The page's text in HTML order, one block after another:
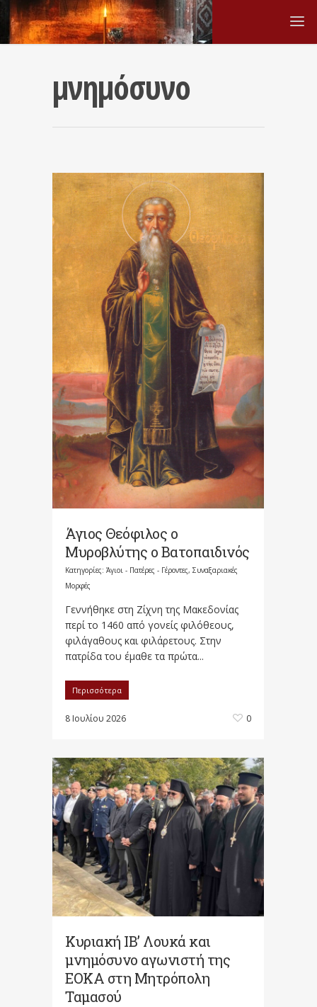
μνημόσυνο
Άγιος Θεόφιλος ο
Μυροβλύτης ο Βατοπαιδινός
Κατηγορίες: Άγιοι - Πατέρες - Γέροντες, Συναξαριακές
Μορφές
Γεννήθηκε στη Ζίχνη της Μακεδονίας
περί το 1460 από γονείς φιλόθεους,
φιλάγαθους και φιλάρετους. Στην
πατρίδα του έμαθε τα πρώτα...
Περισσότερα
8 Ιουλίου 2026 0
Κυριακή ΙΒ’ Λουκά και
μνημόσυνο αγωνιστή της
ΕΟΚΑ στη Μητρόπολη
Ταμασού